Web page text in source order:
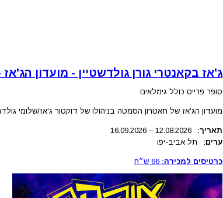
ג'אז בקאנטרי גורן גולדשטיין - מועדון
סופר פרייס כולל גימלאים
מועדון הג'אז של תאטרון הסמטה בניהולו של דוקטור ג'אז/שלומי
תאריך: 12.08.2026
–
16.09.2026
ערים:
תל אביב-יפו
כרטיסים למכירה: 66 ש״ח